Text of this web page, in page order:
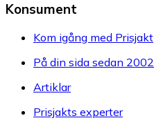
Konsument
Kom igång med Prisjakt
På din sida sedan 2002
Artiklar
Prisjakts experter